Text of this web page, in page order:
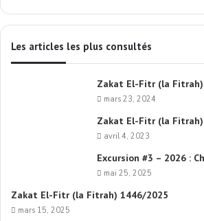
Les articles les plus consultés
Zakat El-Fitr (la
mars 23, 2024
Zakat El-Fitr (la
avril 4, 2023
Excursion #3 – 2026 :
mai 25, 2025
Zakat El-Fitr (la Fitrah) 1446/2025
mars 15, 2025